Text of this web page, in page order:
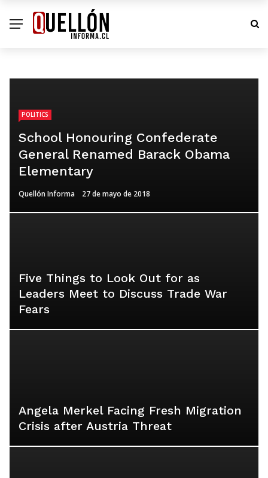
POLITICS
School Honouring Confederate
General Renamed Barack Obama
Elementary
Quellón Informa 27 de mayo de 2018
Five Things to Look Out for as
Leaders Meet to Discuss Trade War
Fears
Angela Merkel Facing Fresh Migration
Crisis after Austria Threat